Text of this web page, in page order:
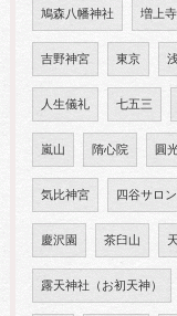
鳩森八幡神社 増上寺
吉野神宮 東京
人生儀礼 七五三
嵐山 隋心院 圓
気比神宮 四谷サロン
慶沢園 茶臼山
露天神社（お初天神）